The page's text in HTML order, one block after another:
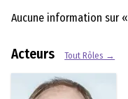
Aucune information sur «
Acteurs Tout Rôles →